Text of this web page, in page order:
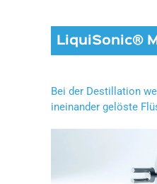
LiquiSonic®
Bei der Destillation
ineinander gelöste